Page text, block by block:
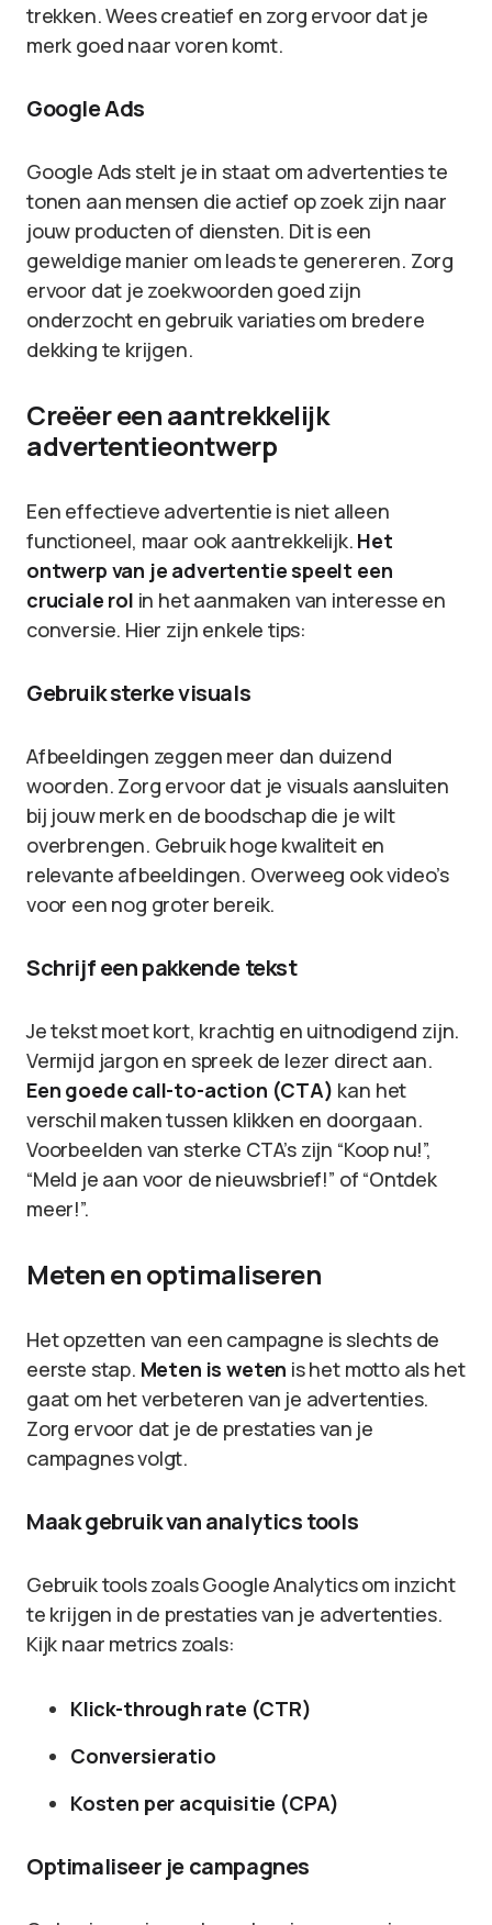
trekken. Wees creatief en zorg ervoor dat je
merk goed naar voren komt.
Google Ads
Google Ads stelt je in staat om advertenties te
tonen aan mensen die actief op zoek zijn naar
jouw producten of diensten. Dit is een
geweldige manier om leads te genereren. Zorg
ervoor dat je zoekwoorden goed zijn
onderzocht en gebruik variaties om bredere
dekking te krijgen.
Creëer een aantrekkelijk
advertentieontwerp
Een effectieve advertentie is niet alleen
functioneel, maar ook aantrekkelijk. Het
ontwerp van je advertentie speelt een
cruciale rol in het aanmaken van interesse en
conversie. Hier zijn enkele tips:
Gebruik sterke visuals
Afbeeldingen zeggen meer dan duizend
woorden. Zorg ervoor dat je visuals aansluiten
bij jouw merk en de boodschap die je wilt
overbrengen. Gebruik hoge kwaliteit en
relevante afbeeldingen. Overweeg ook video’s
voor een nog groter bereik.
Schrijf een pakkende tekst
Je tekst moet kort, krachtig en uitnodigend zijn.
Vermijd jargon en spreek de lezer direct aan.
Een goede call-to-action (CTA) kan het
verschil maken tussen klikken en doorgaan.
Voorbeelden van sterke CTA’s zijn “Koop nu!”,
“Meld je aan voor de nieuwsbrief!” of “Ontdek
meer!”.
Meten en optimaliseren
Het opzetten van een campagne is slechts de
eerste stap. Meten is weten is het motto als het
gaat om het verbeteren van je advertenties.
Zorg ervoor dat je de prestaties van je
campagnes volgt.
Maak gebruik van analytics tools
Gebruik tools zoals Google Analytics om inzicht
te krijgen in de prestaties van je advertenties.
Kijk naar metrics zoals:
Klick-through rate (CTR)
Conversieratio
Kosten per acquisitie (CPA)
Optimaliseer je campagnes